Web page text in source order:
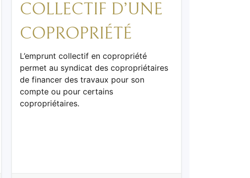
COLLECTIF D’UNE
COPROPRIÉTÉ
L’emprunt collectif en copropriété
permet au syndicat des copropriétaires
de financer des travaux pour son
compte ou pour certains
copropriétaires.